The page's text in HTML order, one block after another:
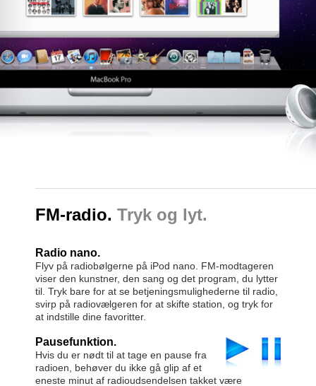
FM-radio. Tryk og lyt.
Radio nano.
Flyv på radiobølgerne på iPod nano. FM-modtageren
viser den kunstner, den sang og det program, du lytter
til. Tryk bare for at se betjeningsmulighederne til radio,
svirp på radiovælgeren for at skifte station, og tryk for
at indstille dine favoritter.
Pausefunktion.
Hvis du er nødt til at tage en pause fra
radioen, behøver du ikke gå glip af et
eneste minut af radioudsendelsen takket være